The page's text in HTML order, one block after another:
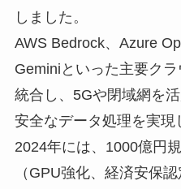
しました。
AWS Bedrock、Azure
Geminiといった主要ク
統合し、5Gや閉域網を
安全なデータ処理を実現
2024年には、1000億円
（GPU強化、経済安保